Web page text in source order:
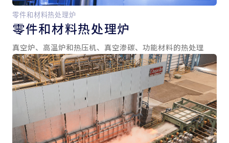
零件和材料热处理炉
零件和材料热处理炉
真空炉、高温炉和热压机、真空渗碳、功能材料的热处理